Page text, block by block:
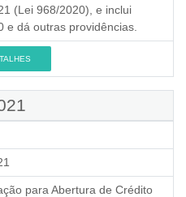
(Lei 968/2020), e inclui
e dá outras providências.
para Abertura de Crédito